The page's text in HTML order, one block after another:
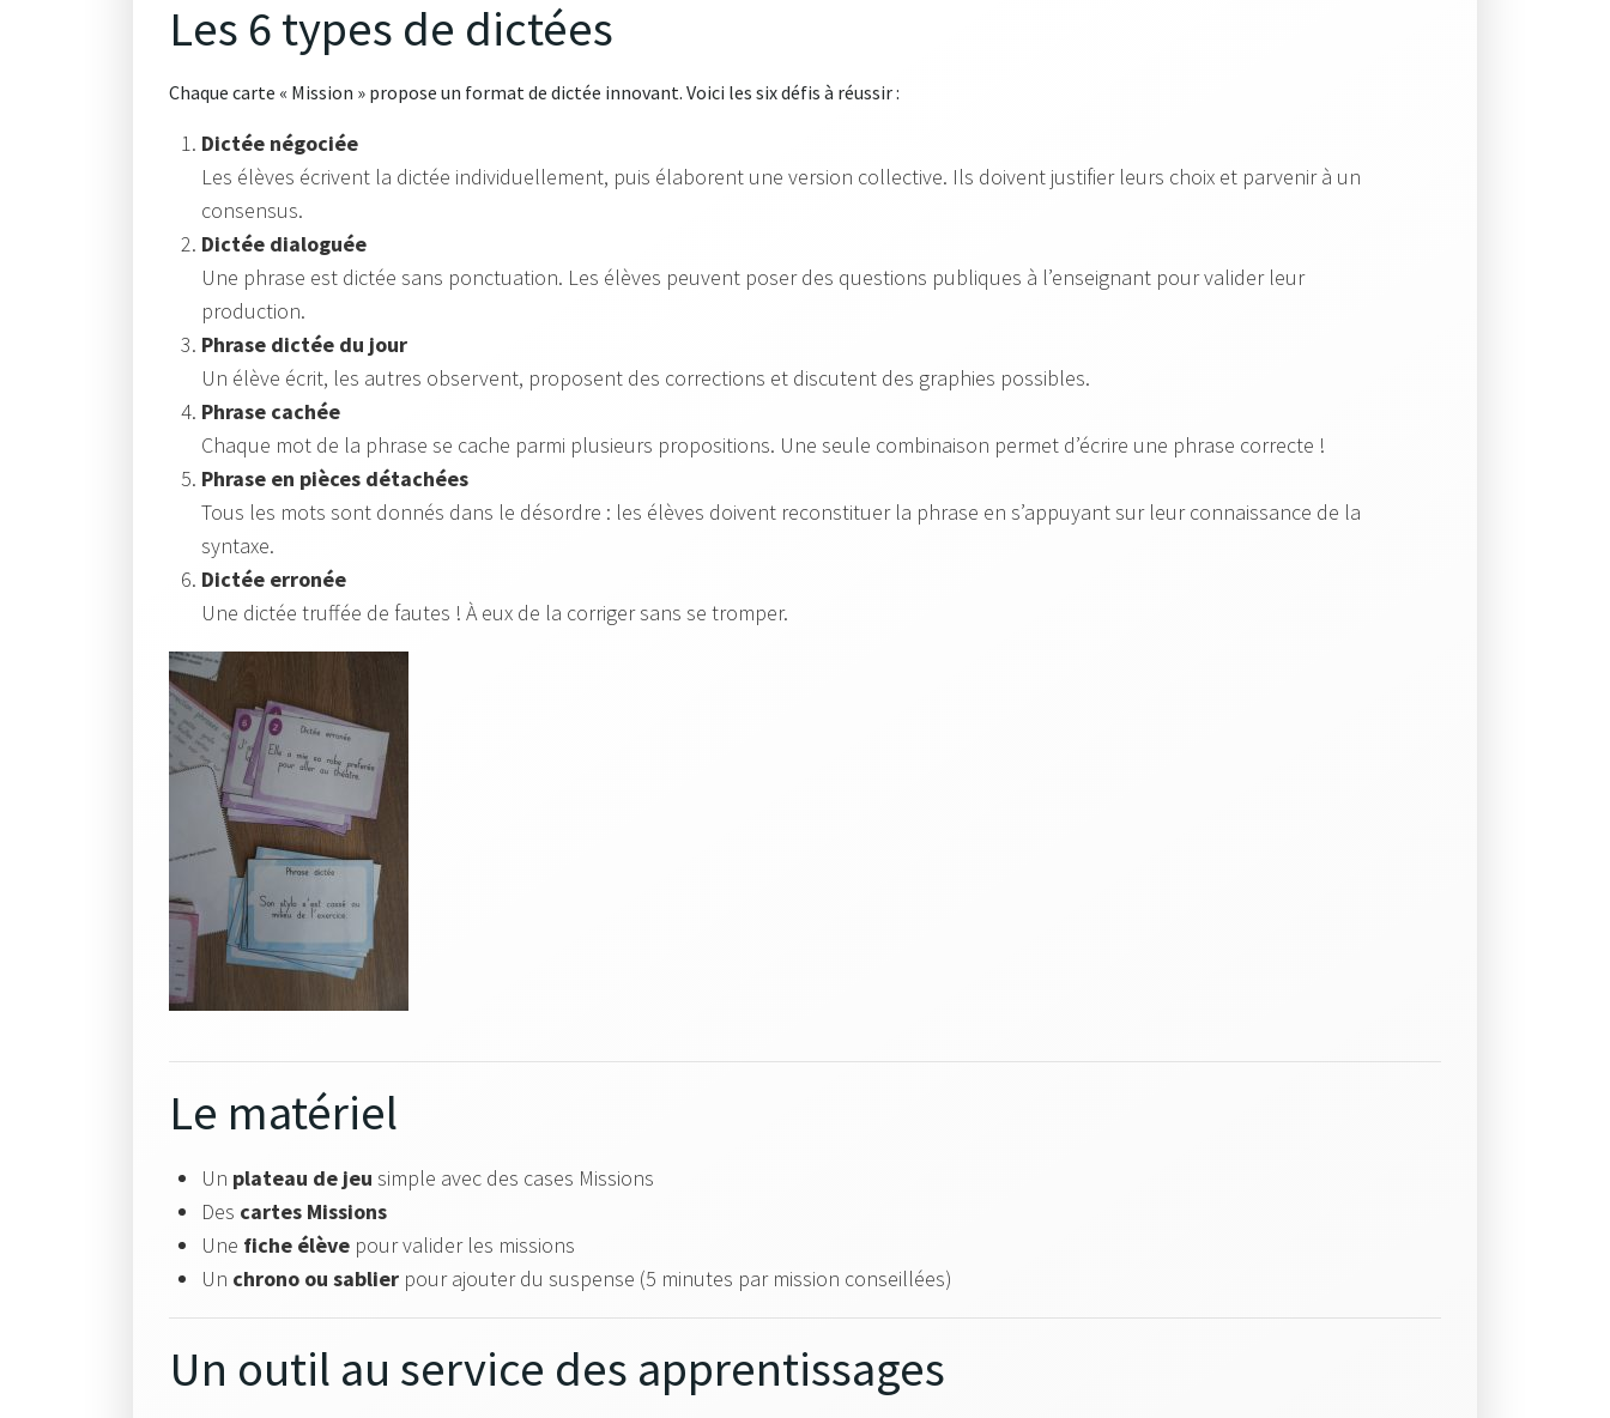
Les 6 types de dictées
Chaque carte « Mission » propose un format de dictée innovant. Voici les six défis à réussir :
Dictée négociée
Les élèves écrivent la dictée individuellement, puis élaborent une version collective. Ils doivent justifier leurs choix et parvenir à un
consensus.
Dictée dialoguée
Une phrase est dictée sans ponctuation. Les élèves peuvent poser des questions publiques à l’enseignant pour valider leur
production.
Phrase dictée du jour
Un élève écrit, les autres observent, proposent des corrections et discutent des graphies possibles.
Phrase cachée
Chaque mot de la phrase se cache parmi plusieurs propositions. Une seule combinaison permet d’écrire une phrase correcte !
Phrase en pièces détachées
Tous les mots sont donnés dans le désordre : les élèves doivent reconstituer la phrase en s’appuyant sur leur connaissance de la
syntaxe.
Dictée erronée
Une dictée truffée de fautes ! À eux de la corriger sans se tromper.
Le matériel
Un plateau de jeu simple avec des cases Missions
Des cartes Missions
Une fiche élève pour valider les missions
Un chrono ou sablier pour ajouter du suspense (5 minutes par mission conseillées)
Un outil au service des apprentissages